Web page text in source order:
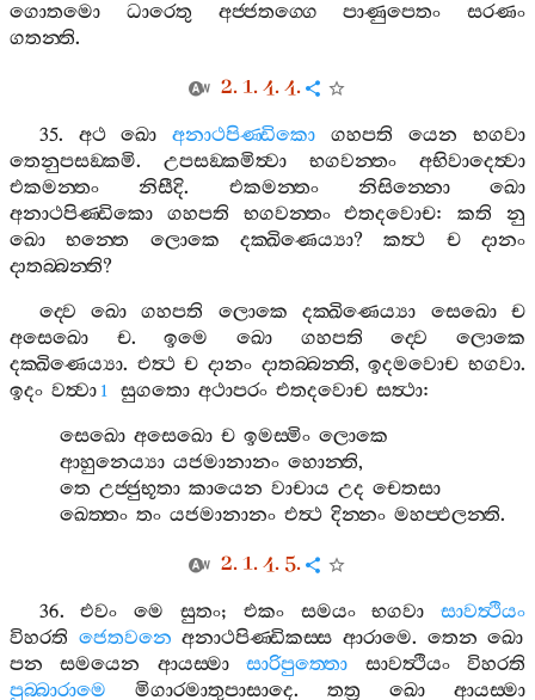
ගොතමො ධාරෙතු අජ‍්ජතග‍්ගෙ පාණුපෙතං
සරණං
ගතන‍්ති.
2. 1. 4. 4.
35. අථ ඛො අනාථපිණ‍්ඩිකො ගහපති යෙන
භගවා
තෙනුපසඞ‍්කමි. උපසඞ‍්කමිත්‍වා භගවන‍්තං
අභිවාදෙත්‍වා
එකමන‍්තං
නිසීදි. එකමන‍්තං නිසින‍්නො
ඛො
අනාථපිණ‍්ඩිකො
ගහපති භගවන‍්තං එතදවොච:කති
නු
ඛො
භන‍්තෙ ලොකෙ දක‍්ඛිණෙය්‍යා?කත්‍ථ ච
දානං
දාතබ‍්බන‍්ති?
ද‍්වෙ
ඛො ගහපති ලොකෙ දක‍්ඛිණෙය්‍යා සෙඛො
ච
අසෙඛො
ච.ඉමෙ ඛො ගහපති ද‍්වෙ
ලොකෙ
දක‍්ඛිණෙය්‍යා. එත්‍ථ ච දානං දාතබ‍්බන‍්ති,ඉදමවොච භගවා.
ඉදං වත්‍වා 1 සුගතො අථාපරං එතදවොච සත්‍ථා:
සෙඛො අසෙඛො ච ඉමස‍්මිං ලොකෙ
ආහුනෙය්‍යා යජමානානං හොන‍්ති,
තෙ උජ‍්ජුභූතා කායෙන වාචාය උද චෙතසා
ඛෙත‍්තං තං යජමානානං එත්‍ථ දින‍්නං මහප‍්ඵලන‍්ති.
2. 1. 4. 5.
36.එවං මෙ සුතං; එකං සමයං භගවා
සාවත්‍ථියං
විහරති ජෙතවනෙ අනාථපිණ‍්ඩිකස‍්ස ආරාමෙ. තෙන ඛො
පන
සමයෙන ආයස‍්මා සාරිපුත‍්තො සාවත්‍ථියං
විහරති
පුබ‍්බාරාමෙ
මිගාරමාතුපාසාදෙ. තත්‍ර ඛො
ආයස‍්මා